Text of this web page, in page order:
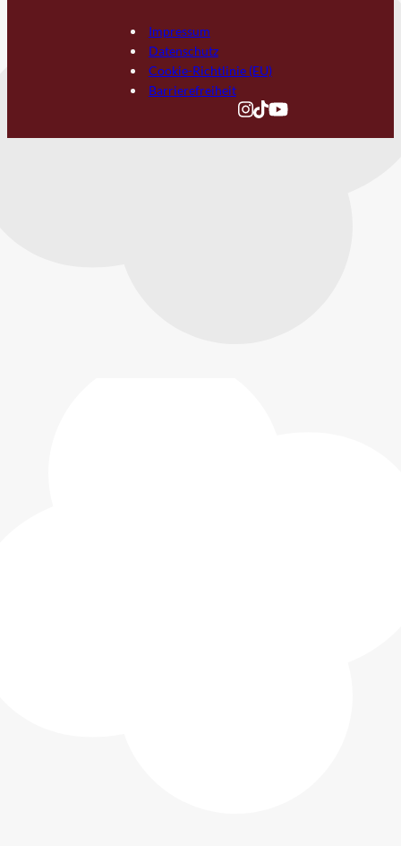
Impressum
Datenschutz
Cookie-Richtlinie (EU)
Barrierefreiheit